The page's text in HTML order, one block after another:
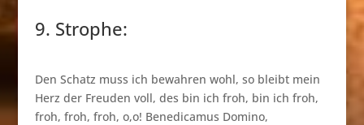
9. Strophe:
Den Schatz muss ich bewahren wohl, so bleibt mein
Herz der Freuden voll, des bin ich froh, bin ich froh,
froh, froh, froh, o,o! Benedicamus Domino,